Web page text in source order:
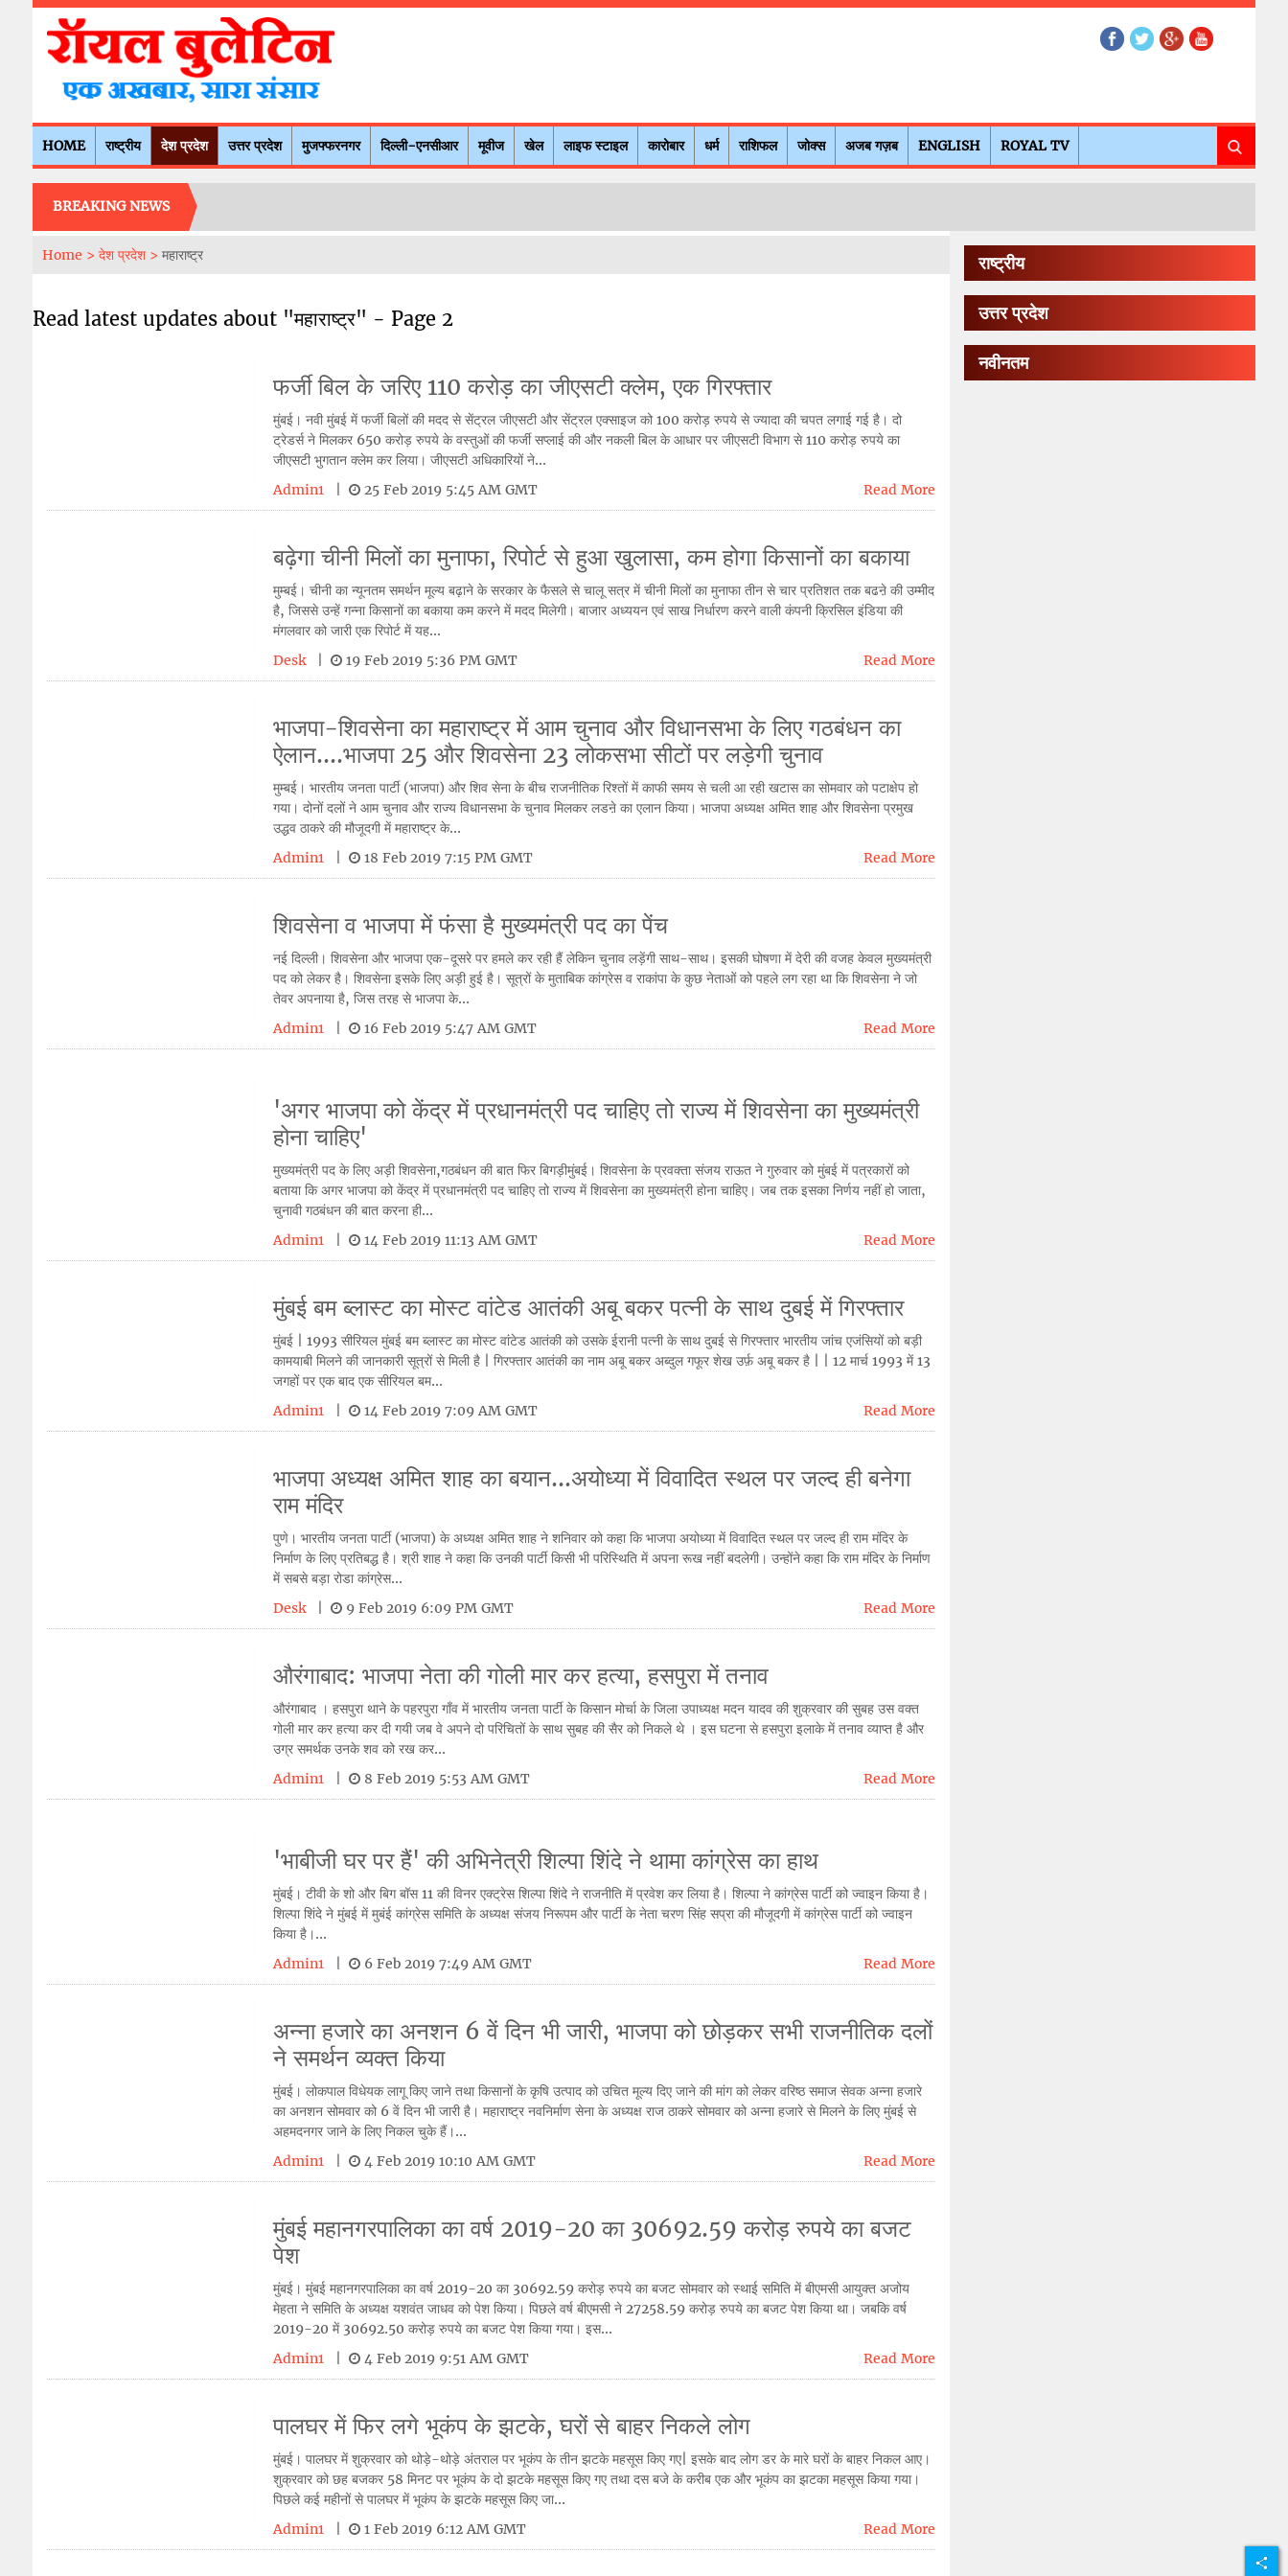
HOME राष्ट्रीय देश प्रदेश उत्तर प्रदेश मुजफ्फरनगर दिल्ली-एनसीआर मूवीज खेल लाइफ स्टाइल कारोबार धर्म राशिफल जोक्स अजब गज़ब ENGLISH ROYAL TV
BREAKING NEWS
Home > देश प्रदेश > महाराष्ट्र
Read latest updates about "महाराष्ट्र" - Page 2
फर्जी बिल के जरिए 110 करोड़ का जीएसटी क्लेम, एक गिरफ्तार
मुंबई। नवी मुंबई में फर्जी बिलों की मदद से सेंट्रल जीएसटी और सेंट्रल एक्साइज को 100 करोड़ रुपये से ज्यादा की चपत लगाई गई है। दो
ट्रेडर्स ने मिलकर 650 करोड़ रुपये के वस्तुओं की फर्जी सप्लाई की और नकली बिल के आधार पर जीएसटी विभाग से 110 करोड़ रुपये का
जीएसटी भुगतान क्लेम कर लिया। जीएसटी अधिकारियों ने...
Admin1
| 25 Feb 2019 5:45 AM GMT Read More
बढ़ेगा चीनी मिलों का मुनाफा, रिपोर्ट से हुआ खुलासा, कम होगा किसानों का बकाया
मुम्बई। चीनी का न्यूनतम समर्थन मूल्य बढ़ाने के सरकार के फैसले से चालू सत्र में चीनी मिलों का मुनाफा तीन से चार प्रतिशत तक बढऩे की उम्मीद
है, जिससे उन्हें गन्ना किसानों का बकाया कम करने में मदद मिलेगी। बाजार अध्ययन एवं साख निर्धारण करने वाली कंपनी क्रिसिल इंडिया की
मंगलवार को जारी एक रिपोर्ट में यह...
Desk
| 19 Feb 2019 5:36 PM GMT Read More
भाजपा-शिवसेना का महाराष्ट्र में आम चुनाव और विधानसभा के लिए गठबंधन का
ऐलान....भाजपा 25 और शिवसेना 23 लोकसभा सीटों पर लड़ेगी चुनाव
मुम्बई। भारतीय जनता पार्टी (भाजपा) और शिव सेना के बीच राजनीतिक रिश्तों में काफी समय से चली आ रही खटास का सोमवार को पटाक्षेप हो
गया। दोनों दलों ने आम चुनाव और राज्य विधानसभा के चुनाव मिलकर लडऩे का एलान किया। भाजपा अध्यक्ष अमित शाह और शिवसेना प्रमुख
उद्धव ठाकरे की मौजूदगी में महाराष्ट्र के...
Admin1
| 18 Feb 2019 7:15 PM GMT Read More
शिवसेना व भाजपा में फंसा है मुख्यमंत्री पद का पेंच
नई दिल्ली। शिवसेना और भाजपा एक-दूसरे पर हमले कर रही हैं लेकिन चुनाव लड़ेंगी साथ-साथ। इसकी घोषणा में देरी की वजह केवल मुख्यमंत्री
पद को लेकर है। शिवसेना इसके लिए अड़ी हुई है। सूत्रों के मुताबिक कांग्रेस व राकांपा के कुछ नेताओं को पहले लग रहा था कि शिवसेना ने जो
तेवर अपनाया है, जिस तरह से भाजपा के...
Admin1
| 16 Feb 2019 5:47 AM GMT Read More
'अगर भाजपा को केंद्र में प्रधानमंत्री पद चाहिए तो राज्य में शिवसेना का मुख्यमंत्री
होना चाहिए'
मुख्यमंत्री पद के लिए अड़ी शिवसेना,गठबंधन की बात फिर बिगड़ीमुंबई। शिवसेना के प्रवक्ता संजय राऊत ने गुरुवार को मुंबई में पत्रकारों को
बताया कि अगर भाजपा को केंद्र में प्रधानमंत्री पद चाहिए तो राज्य में शिवसेना का मुख्यमंत्री होना चाहिए। जब तक इसका निर्णय नहीं हो जाता,
चुनावी गठबंधन की बात करना ही...
Admin1
| 14 Feb 2019 11:13 AM GMT Read More
मुंबई बम ब्लास्ट का मोस्ट वांटेड आतंकी अबू बकर पत्नी के साथ दुबई में गिरफ्तार
मुंबई | 1993 सीरियल मुंबई बम ब्लास्ट का मोस्ट वांटेड आतंकी को उसके ईरानी पत्नी के साथ दुबई से गिरफ्तार भारतीय जांच एजंसियों को बड़ी
कामयाबी मिलने की जानकारी सूत्रों से मिली है | गिरफ्तार आतंकी का नाम अबू बकर अब्दुल गफूर शेख उर्फ़ अबू बकर है | | 12 मार्च 1993 में 13
जगहों पर एक बाद एक सीरियल बम...
Admin1
| 14 Feb 2019 7:09 AM GMT Read More
भाजपा अध्यक्ष अमित शाह का बयान...अयोध्या में विवादित स्थल पर जल्द ही बनेगा
राम मंदिर
पुणे। भारतीय जनता पार्टी (भाजपा) के अध्यक्ष अमित शाह ने शनिवार को कहा कि भाजपा अयोध्या में विवादित स्थल पर जल्द ही राम मंदिर के
निर्माण के लिए प्रतिबद्ध है। श्री शाह ने कहा कि उनकी पार्टी किसी भी परिस्थिति में अपना रूख नहीं बदलेगी। उन्होंने कहा कि राम मंदिर के निर्माण
में सबसे बड़ा रोडा कांग्रेस...
Desk
| 9 Feb 2019 6:09 PM GMT Read More
औरंगाबाद: भाजपा नेता की गोली मार कर हत्या, हसपुरा में तनाव
औरंगाबाद । हसपुरा थाने के पहरपुरा गाँव में भारतीय जनता पार्टी के किसान मोर्चा के जिला उपाध्यक्ष मदन यादव की शुक्रवार की सुबह उस वक्त
गोली मार कर हत्या कर दी गयी जब वे अपने दो परिचितों के साथ सुबह की सैर को निकले थे । इस घटना से हसपुरा इलाके में तनाव व्याप्त है और
उग्र समर्थक उनके शव को रख कर...
Admin1
| 8 Feb 2019 5:53 AM GMT Read More
'भाबीजी घर पर हैं' की अभिनेत्री शिल्पा शिंदे ने थामा कांग्रेस का हाथ
मुंबई। टीवी के शो और बिग बॉस 11 की विनर एक्ट्रेस शिल्पा शिंदे ने राजनीति में प्रवेश कर लिया है। शिल्पा ने कांग्रेस पार्टी को ज्वाइन किया है।
शिल्पा शिंदे ने मुंबई में मुबंई कांग्रेस समिति के अध्यक्ष संजय निरूपम और पार्टी के नेता चरण सिंह सप्रा की मौजूदगी में कांग्रेस पार्टी को ज्वाइन
किया है।...
Admin1
| 6 Feb 2019 7:49 AM GMT Read More
अन्ना हजारे का अनशन 6 वें दिन भी जारी, भाजपा को छोड़कर सभी राजनीतिक दलों
ने समर्थन व्यक्त किया
मुंबई। लोकपाल विधेयक लागू किए जाने तथा किसानों के कृषि उत्पाद को उचित मूल्य दिए जाने की मांग को लेकर वरिष्ठ समाज सेवक अन्ना हजारे
का अनशन सोमवार को 6 वें दिन भी जारी है। महाराष्ट्र नवनिर्माण सेना के अध्यक्ष राज ठाकरे सोमवार को अन्ना हजारे से मिलने के लिए मुंबई से
अहमदनगर जाने के लिए निकल चुके हैं।...
Admin1
| 4 Feb 2019 10:10 AM GMT Read More
मुंबई महानगरपालिका का वर्ष 2019-20 का 30692.59 करोड़ रुपये का बजट
पेश
मुंबई। मुंबई महानगरपालिका का वर्ष 2019-20 का 30692.59 करोड़ रुपये का बजट सोमवार को स्थाई समिति में बीएमसी आयुक्त अजोय
मेहता ने समिति के अध्यक्ष यशवंत जाधव को पेश किया। पिछले वर्ष बीएमसी ने 27258.59 करोड़ रुपये का बजट पेश किया था। जबकि वर्ष
2019-20 में 30692.50 करोड़ रुपये का बजट पेश किया गया। इस...
Admin1
| 4 Feb 2019 9:51 AM GMT Read More
पालघर में फिर लगे भूकंप के झटके, घरों से बाहर निकले लोग
मुंबई। पालघर में शुक्रवार को थोड़े-थोड़े अंतराल पर भूकंप के तीन झटके महसूस किए गए| इसके बाद लोग डर के मारे घरों के बाहर निकल आए।
शुक्रवार को छह बजकर 58 मिनट पर भूकंप के दो झटके महसूस किए गए तथा दस बजे के करीब एक और भूकंप का झटका महसूस किया गया।
पिछले कई महीनों से पालघर में भूकंप के झटके महसूस किए जा...
Admin1
| 1 Feb 2019 6:12 AM GMT Read More
राष्ट्रीय
उत्तर प्रदेश
नवीनतम